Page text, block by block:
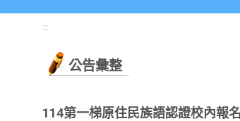
:::
公告彙整
114第一梯原住民族語認證校內報